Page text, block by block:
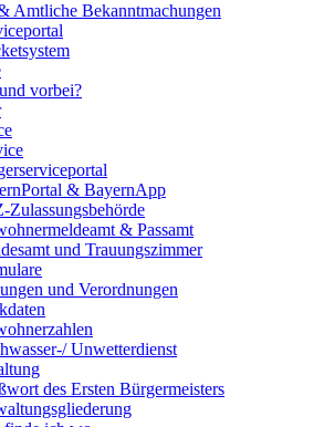
Amtliche Bekanntmachungen
vorbei?
& BayernApp
Zulassungsbehörde
& Passamt
und Trauungszimmer
und Verordnungen
Unwetterdienst
des Ersten Bürgermeisters